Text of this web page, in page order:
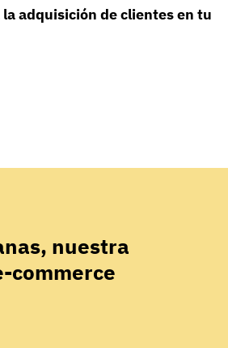
adquisición de clientes en tu
nuestra
commerce